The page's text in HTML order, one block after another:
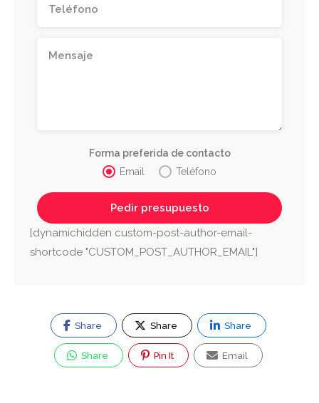
Forma preferida de contacto
Email
Teléfono
[dynamichidden custom-post-author-email-
shortcode "CUSTOM_POST_AUTHOR_EMAIL"]
Share Share Share
Share Pin It Email